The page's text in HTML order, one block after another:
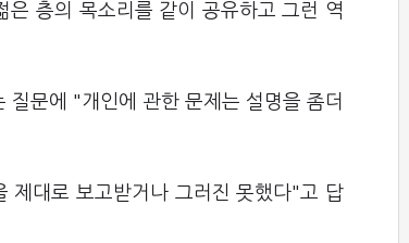
층의 목소리를 같이 공유하고 그런 역
문에 "개인에 관한 문제는 설명을 좀더
제대로 보고받거나 그러진 못했다"고 답